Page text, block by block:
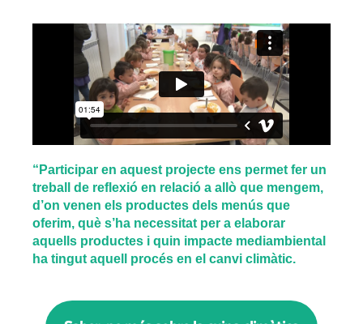
“Participar en aquest projecte ens permet fer un
treball de reflexió en relació a allò que mengem,
d’on venen els productes dels menús que
oferim, què s’ha necessitat per a elaborar
aquells productes i quin impacte mediambiental
ha tingut aquell procés en el canvi climàtic.